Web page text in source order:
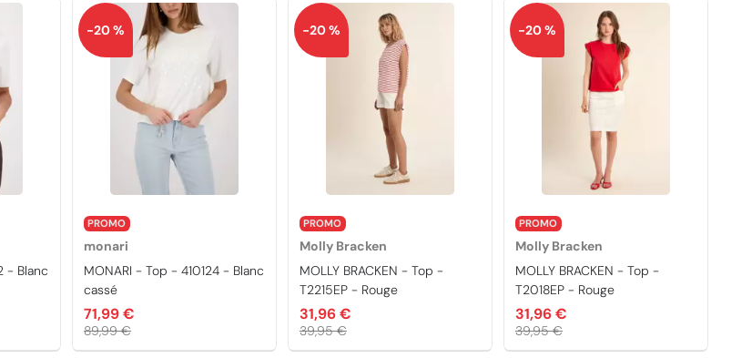
- Blanc
PROMO
monari
MONARI - Top - 410124 - Blanc
cassé
71,99 €
89,99 €
-20 %
PROMO
Molly Bracken
MOLLY BRACKEN - Top -
T2215EP - Rouge
31,96 €
39,95 €
-20 %
PROMO
Molly Bracken
MOLLY BRACKEN - Top -
T2018EP - Rouge
31,96 €
39,95 €
-20 %